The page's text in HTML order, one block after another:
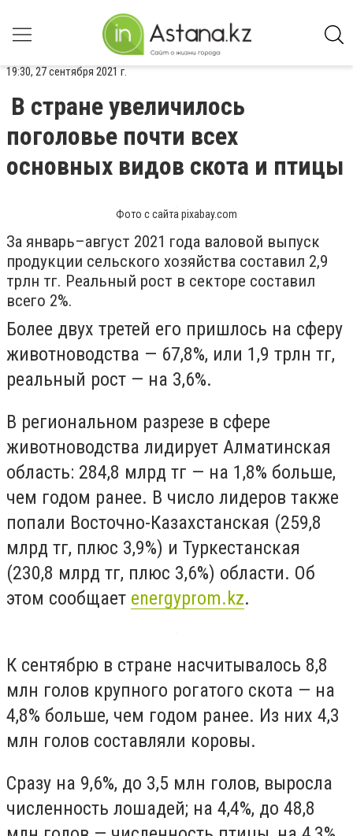
19:30, 27 сентября 2021 г.
В стране увеличилось
поголовье почти всех
основных видов скота и птицы
Фото с сайта pixabay.com
За январь–август 2021 года валовой выпуск
продукции сельского хозяйства составил 2,9
трлн тг. Реальный рост в секторе составил
всего 2%.
Более двух третей его пришлось на сферу
животноводства — 67,8%, или 1,9 трлн тг,
реальный рост — на 3,6%.
В региональном разрезе в сфере
животноводства лидирует Алматинская
область: 284,8 млрд тг — на 1,8% больше,
чем годом ранее. В число лидеров также
попали Восточно-Казахстанская (259,8
млрд тг, плюс 3,9%) и Туркестанская
(230,8 млрд тг, плюс 3,6%) области. Об
этом сообщает energyprom.kz.
К сентябрю в стране насчитывалось 8,8
млн голов крупного рогатого скота — на
4,8% больше, чем годом ранее. Из них 4,3
млн голов составляли коровы.
Сразу на 9,6%, до 3,5 млн голов, выросла
численность лошадей; на 4,4%, до 48,8